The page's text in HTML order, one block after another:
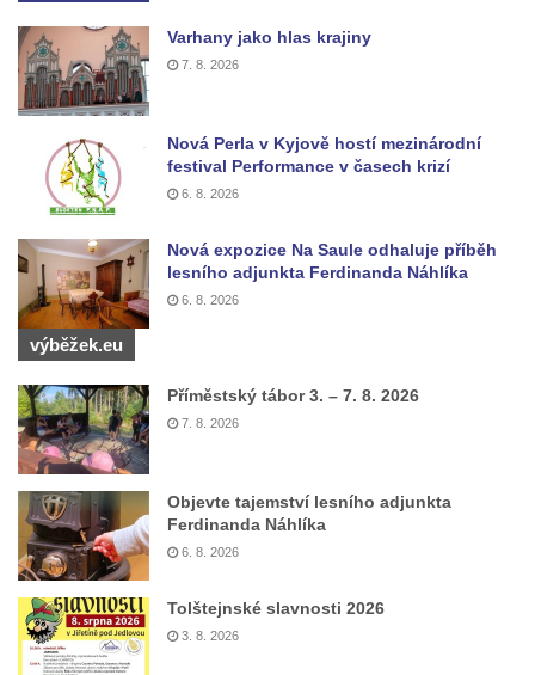
Kříž u Borských u domu čp. 859 v
Mikulášovicích
Kříž Ließnerových naproti Mikovu v
Mikulášovicích
Kříž u Mikulášovického potoka poblíž
Mikovu v Mikulášovicích
Lissnerův kříž u domu čp. 39 v
Mikulášovicích
Hampelův kříž u bývalých kasáren v
Mikulášovicích
Marchnerův (Zelený) kříž naproti domu čp.
35 v Mikulášovicích
Schneiderův kříž před domem čp. 55 v
Mikulášovicích
Kříž na Kostelní stezce v Mikulášovicích
Maazův kříž na Kostelní stezce v
Mikulášovicích
Boží muka na Kostelní stezce v
Mikulášovicích
Varhany jako hlas krajiny
7. 8. 2026
Nová Perla v Kyjově hostí mezinárodní
festival Performance v časech krizí
6. 8. 2026
Nová expozice Na Saule odhaluje příběh
lesního adjunkta Ferdinanda Náhlíka
6. 8. 2026
výběžek.eu
Příměstský tábor 3. – 7. 8. 2026
7. 8. 2026
Objevte tajemství lesního adjunkta
Ferdinanda Náhlíka
6. 8. 2026
Tolštejnské slavnosti 2026
3. 8. 2026